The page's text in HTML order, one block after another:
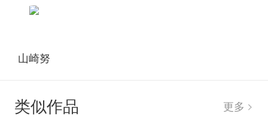
惊心动魄的往事，一切都等着美智子去解决……
山崎努
更多
类似作品